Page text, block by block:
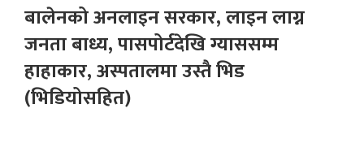
बालेनको अनलाइन सरकार, लाइन लाग्न
जनता बाध्य, पासपोर्टदेखि ग्याससम्म
हाहाकार, अस्पतालमा उस्तै भिड
(भिडियोसहित)